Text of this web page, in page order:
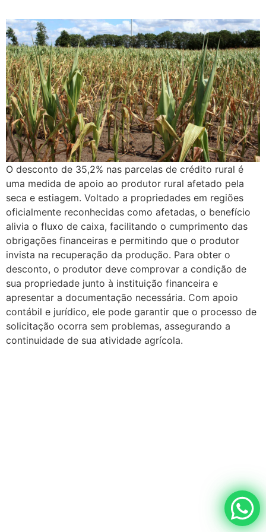
O desconto de 35,2% nas parcelas de crédito rural é
uma medida de apoio ao produtor rural afetado pela
seca e estiagem. Voltado a propriedades em regiões
oficialmente reconhecidas como afetadas, o benefício
alivia o fluxo de caixa, facilitando o cumprimento das
obrigações financeiras e permitindo que o produtor
invista na recuperação da produção. Para obter o
desconto, o produtor deve comprovar a condição de
sua propriedade junto à instituição financeira e
apresentar a documentação necessária. Com apoio
contábil e jurídico, ele pode garantir que o processo de
solicitação ocorra sem problemas, assegurando a
continuidade de sua atividade agrícola.